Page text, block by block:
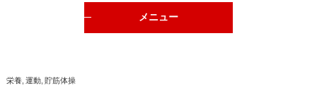
メニュー
栄養 運動 貯筋体操